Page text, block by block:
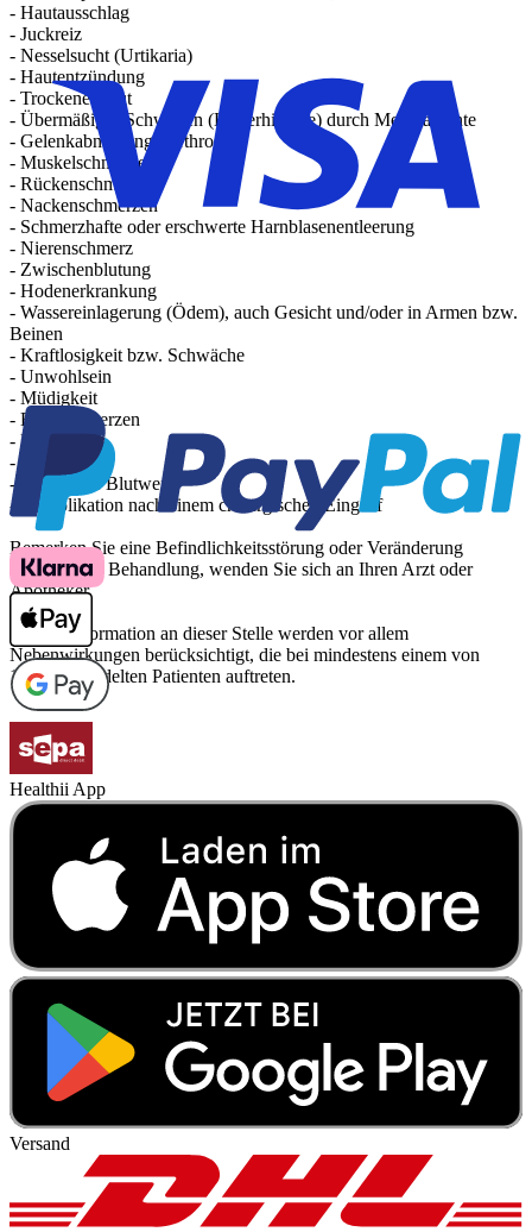
- Hautausschlag
- Juckreiz
- Nesselsucht (Urtikaria)
- Hautentzündung
- Trockene Haut
- Übermäßiges Schwitzen (Hyperhidrose) durch Medikamente
- Gelenkabnutzung (Arthrose)
- Muskelschmerzen
- Rückenschmerzen
- Nackenschmerzen
- Schmerzhafte oder erschwerte Harnblasenentleerung
- Nierenschmerz
- Zwischenblutung
- Hodenerkrankung
- Wassereinlagerung (Ödem), auch Gesicht und/oder in Armen bzw.
Beinen
- Kraftlosigkeit bzw. Schwäche
- Unwohlsein
- Müdigkeit
- Brustschmerzen
- Fieber
- Schmerzen
- Veränderte Blutwerte
- Komplikation nach einem chirurgischen Eingriff
Bemerken Sie eine Befindlichkeitsstörung oder Veränderung
während der Behandlung, wenden Sie sich an Ihren Arzt oder
Apotheker.
Für die Information an dieser Stelle werden vor allem
Nebenwirkungen berücksichtigt, die bei mindestens einem von
1.000 behandelten Patienten auftreten.
Healthii App
Versand